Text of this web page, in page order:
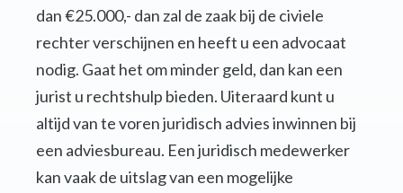
dan €25.000,- dan zal de zaak bij de civiele
rechter verschijnen en heeft u een advocaat
nodig. Gaat het om minder geld, dan kan een
jurist u rechtshulp bieden. Uiteraard kunt u
altijd van te voren juridisch advies inwinnen bij
een adviesbureau. Een juridisch medewerker
kan vaak de uitslag van een mogelijke